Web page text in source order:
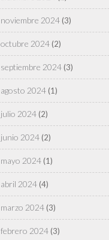
noviembre 2024 (3)
octubre 2024 (2)
septiembre 2024 (3)
agosto 2024 (1)
julio 2024 (2)
junio 2024 (2)
mayo 2024 (1)
abril 2024 (4)
marzo 2024 (3)
febrero 2024 (3)